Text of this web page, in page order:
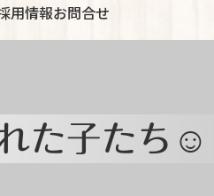
用情報お問合せ
た子たち☺